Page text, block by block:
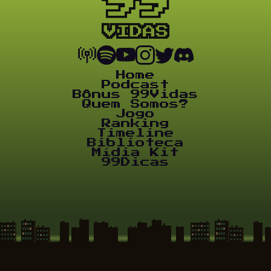
Home
Podcast
Bônus 99Vidas
Quem Somos?
Jogo
Ranking
Timeline
Biblioteca
Mídia Kit
99Dicas